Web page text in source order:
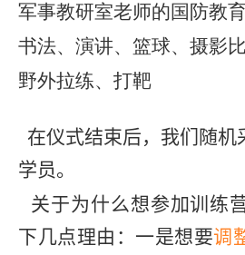
军事教研室老师的国防教
书法、演讲、篮球、摄影
野外拉练、打靶
在仪式结束后，我们随机
学员。
关于为什么想参加训练
下几点理由：一是想要调